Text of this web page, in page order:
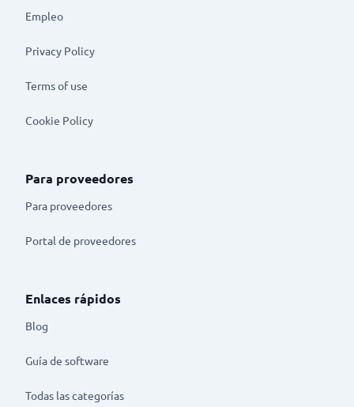
Empleo
Privacy Policy
Terms of use
Cookie Policy
Para proveedores
Para proveedores
Portal de proveedores
Enlaces rápidos
Blog
Guía de software
Todas las categorías